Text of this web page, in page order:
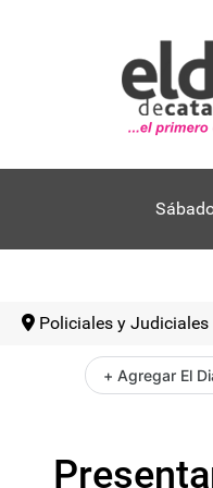
Policiales y Judiciales
+ Agregar El